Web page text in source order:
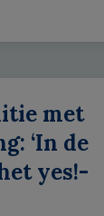
met
‘In de
yes!-